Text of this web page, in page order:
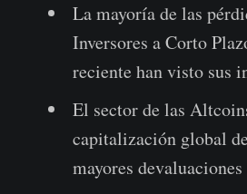
La mayoría de las
Inversores a Corto
reciente han visto sus
El sector de las
capitalización global
mayores